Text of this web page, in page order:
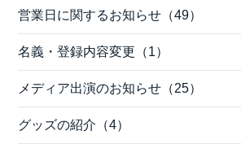
営業日に関するお知らせ（49）
名義・登録内容変更（1）
メディア出演のお知らせ（25）
グッズの紹介（4）